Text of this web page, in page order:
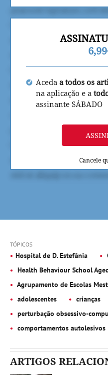
Aceda a todos os
na aplicação e a
assinante SÁBADO
Cancele
TÓPICOS
Hospital de D. Estefânia
Health Behaviour School
Agrupamento de Escolas
adolescentes
crianças
perturbação obsessivo-
comportamentos autolesivos
ARTIGOS